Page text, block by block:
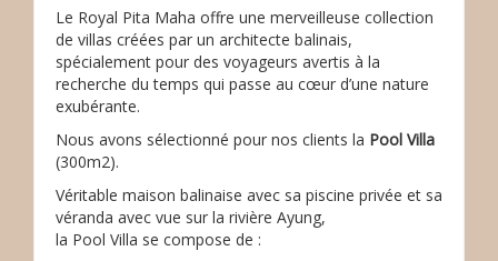
Le Royal Pita Maha offre une merveilleuse collection
de villas créées par un architecte balinais,
spécialement pour des voyageurs avertis à la
recherche du temps qui passe au cœur d’une nature
exubérante.
Nous avons sélectionné pour nos clients la Pool Villa
(300m2).
Véritable maison balinaise avec sa piscine privée et sa
véranda avec vue sur la rivière Ayung,
la Pool Villa se compose de :